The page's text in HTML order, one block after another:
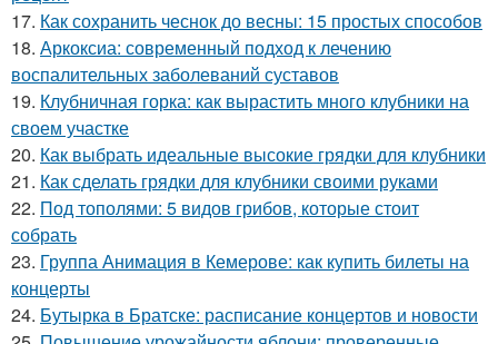
17. Как сохранить чеснок до весны: 15 простых способов
18. Аркоксиа: современный подход к лечению
воспалительных заболеваний суставов
19. Клубничная горка: как вырастить много клубники на
своем участке
20. Как выбрать идеальные высокие грядки для клубники
21. Как сделать грядки для клубники своими руками
22. Под тополями: 5 видов грибов, которые стоит
собрать
23. Группа Анимация в Кемерове: как купить билеты на
концерты
24. Бутырка в Братске: расписание концертов и новости